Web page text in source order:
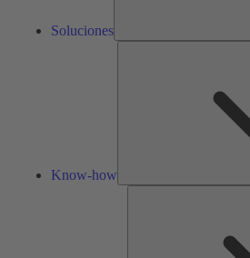
Soluciones
Know-how